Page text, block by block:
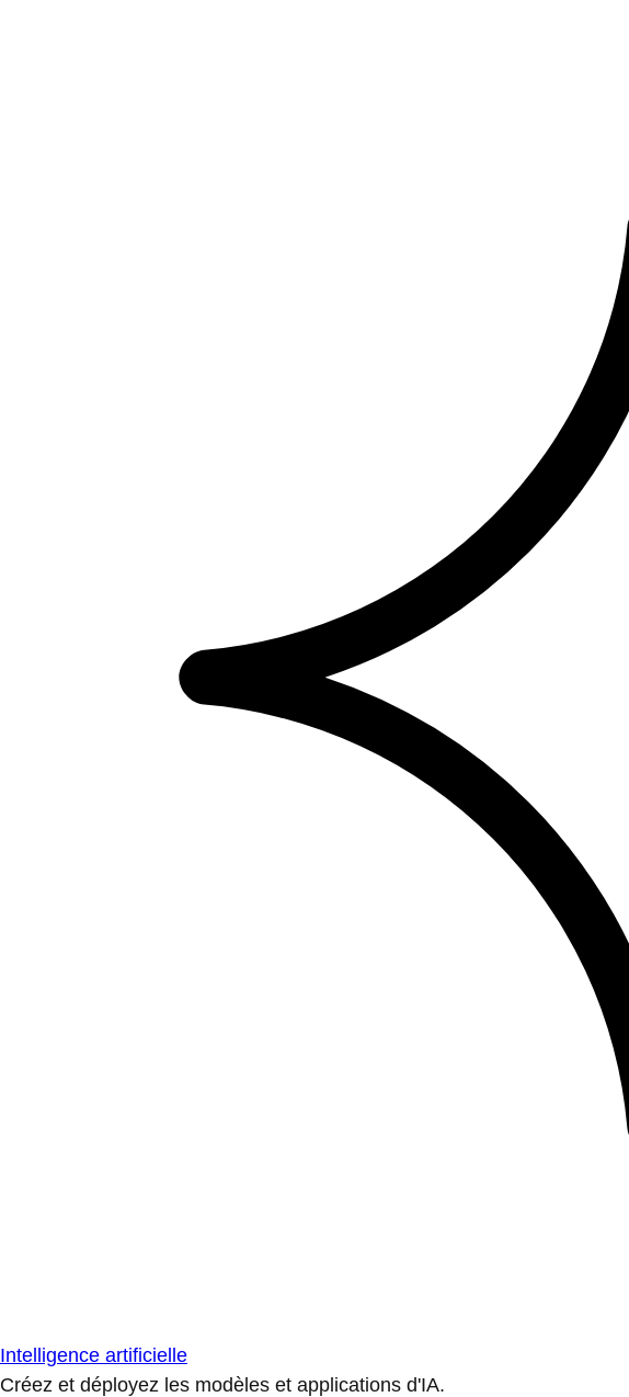
Intelligence artificielle
Créez et déployez les modèles et applications d'IA.